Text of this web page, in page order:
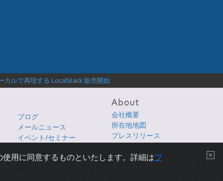
カルで再現する LocalStack 販売開始
ブログ
メールニュース
イベント/セミナー
会社概要
所在地地図
プレスリリース
採用情報
プライバシーについて|使用条件 | サイトマップ | English Page
用に同意するものといたします。詳細はプ